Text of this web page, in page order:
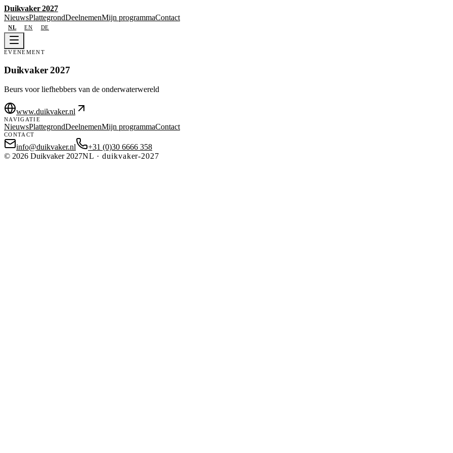
Duikvaker 2027
NieuwsPlattegrondDeelnemenMijn programmaContact
NL EN DE
EVENEMENT
Duikvaker 2027
Beurs voor liefhebbers van de onderwaterwereld
www.duikvaker.nl
NAVIGATIE
NieuwsPlattegrondDeelnemenMijn programmaContact
CONTACT
info@duikvaker.nl
+31 (0)30 6666 358
© 2026 Duikvaker 2027NL · duikvaker-2027